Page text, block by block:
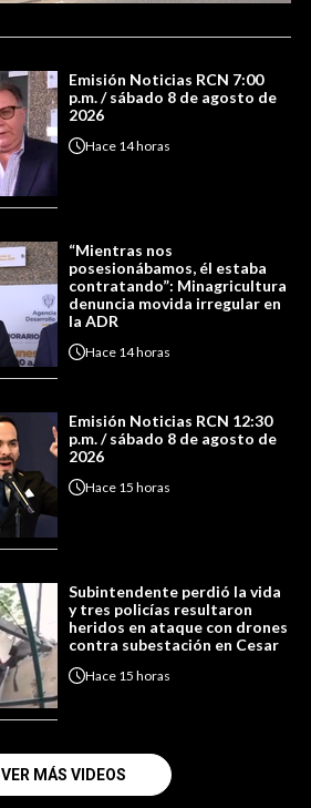
Emisión Noticias RCN 7:00
p.m. / sábado 8 de agosto de
2026
Hace 14 horas
“Mientras nos
posesionábamos, él estaba
contratando”: Minagricultura
denuncia movida irregular en
la ADR
Hace 14 horas
Emisión Noticias RCN 12:30
p.m. / sábado 8 de agosto de
2026
Hace 15 horas
Subintendente perdió la vida
y tres policías resultaron
heridos en ataque con drones
contra subestación en Cesar
Hace 15 horas
VER MÁS VIDEOS